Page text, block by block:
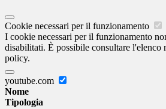
Cookie necessari per il funzionamento
I cookie necessari per il funzionamento
disabilitati. È possibile consultare l'elenco
policy.
youtube.com
Nome
Tipologia